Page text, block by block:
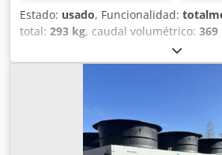
Estado: usado, Funcionalidad:
total: 293 kg, caudal volumétrico: 369
industrial de doble circuito, con glicol/
Capacidad de refrigeración con
temperatura ambiente y -10 °C de
Dodpfsztbypox Algswa 5
polos. Distancia entre aletas: 7 mm.
corrosión con recubrimiento Blygold.